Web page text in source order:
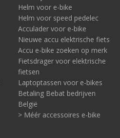
Helm voor e-bike
Helm voor speed pedelec
Acculader voor e-bike
Nieuwe accu elektrische fiets
Accu e-bike zoeken op merk
Fietsdrager voor elektrische
fietsen
Laptoptassen voor e-bikes
Betaling Bebat bedrijven
België
> Méér accessoires e-bike